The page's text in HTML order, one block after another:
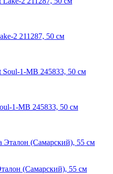
2 211287, 50 см
1-MB 245833, 50 см
(Самарский), 55 см